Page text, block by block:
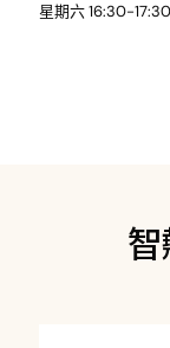
星期六 16:30-17:30